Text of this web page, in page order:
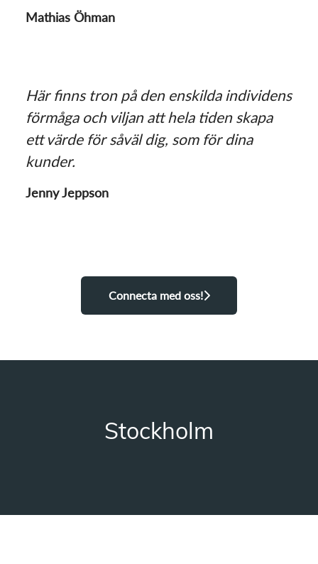
Mathias Öhman
Här finns tron på den enskilda individens
förmåga och viljan att hela tiden skapa
ett värde för såväl dig, som för dina
kunder.
Jenny Jeppson
Connecta med oss!
Stockholm